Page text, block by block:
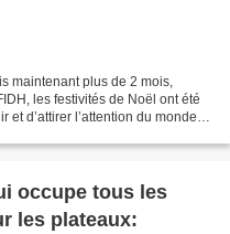
maintenant plus de 2 mois,
les festivités de Noël ont été
d’attirer l’attention du monde
occupe tous les
les plateaux: